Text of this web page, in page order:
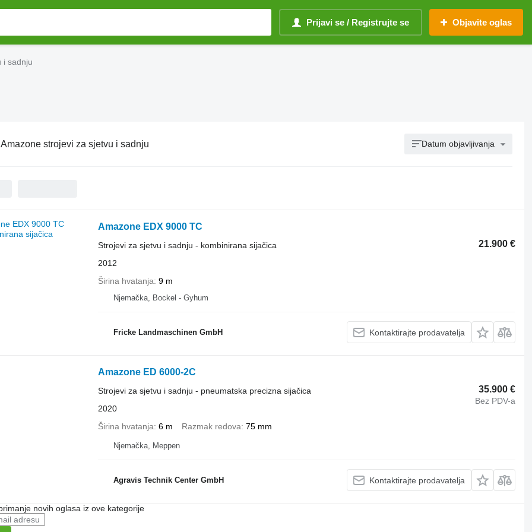
Prijavi se / Registrujte se Objavite oglas
i sadnju
Amazone strojevi za sjetvu i sadnju Datum objavljivanja
Amazone EDX 9000 TC
21.900 €
Strojevi za sjetvu i sadnju - kombinirana sijačica
2012
Širina hvatanja 9 m
Njemačka, Bockel - Gyhum
Fricke Landmaschinen GmbH Kontaktirajte prodavatelja
Amazone ED 6000-2C
35.900 €
Bez PDV-a
Strojevi za sjetvu i sadnju - pneumatska precizna sijačica
2020
Širina hvatanja 6 m Razmak redova 75 mm
Njemačka, Meppen
Agravis Technik Center GmbH Kontaktirajte prodavatelja
novih oglasa iz ove kategorije